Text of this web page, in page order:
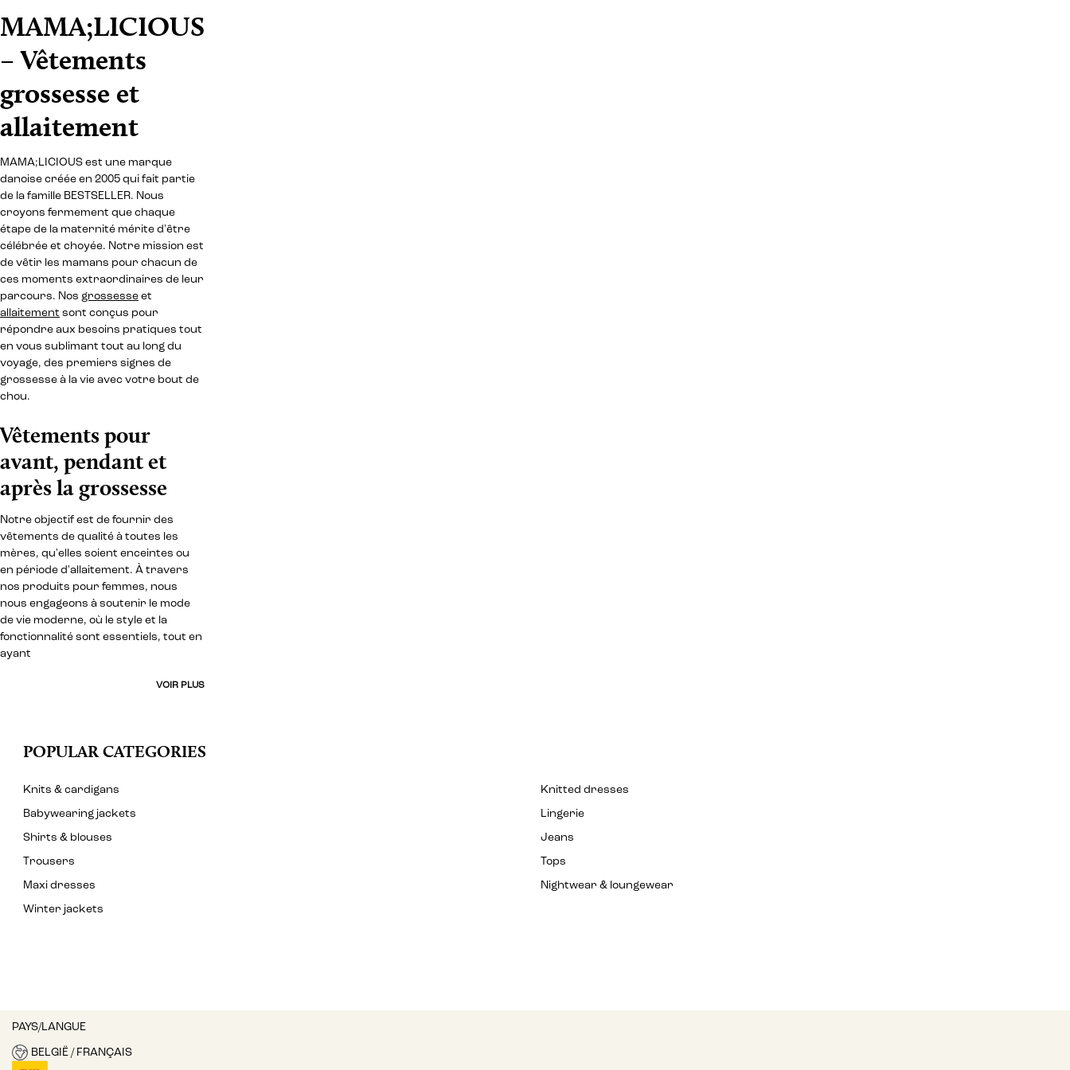
MAMA;LICIOUS
– Vêtements
grossesse et
allaitement
MAMA;LICIOUS est une marque
danoise créée en 2005 qui fait partie
de la famille BESTSELLER. Nous
croyons fermement que chaque
étape de la maternité mérite d'être
célébrée et choyée. Notre mission est
de vêtir les mamans pour chacun de
ces moments extraordinaires de leur
parcours. Nos grossesse et
allaitement sont conçus pour
répondre aux besoins pratiques tout
en vous sublimant tout au long du
voyage, des premiers signes de
grossesse à la vie avec votre bout de
chou.
Vêtements pour
avant, pendant et
après la grossesse
Notre objectif est de fournir des
vêtements de qualité à toutes les
mères, qu'elles soient enceintes ou
en période d'allaitement. À travers
nos produits pour femmes, nous
nous engageons à soutenir le mode
de vie moderne, où le style et la
fonctionnalité sont essentiels, tout en
ayant
VOIR PLUS
POPULAR CATEGORIES
Knits & cardigans
Knitted dresses
Babywearing jackets
Lingerie
Shirts & blouses
Jeans
Trousers
Tops
Maxi dresses
Nightwear & loungewear
Winter jackets
PAYS/LANGUE
BELGIË / FRANÇAIS